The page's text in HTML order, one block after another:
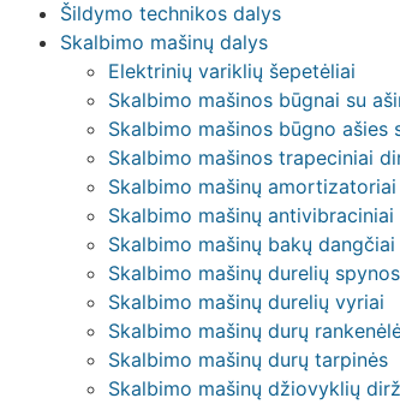
Šildymo technikos dalys
Skalbimo mašinų dalys
Elektrinių variklių šepetėliai
Skalbimo mašinos būgnai su
Skalbimo mašinos būgno ašies
Skalbimo mašinos trapeciniai
Skalbimo mašinų amortizatoriai
Skalbimo mašinų
Skalbimo mašinų bakų dangčiai
Skalbimo mašinų durelių spynos
Skalbimo mašinų durelių vyriai
Skalbimo mašinų durų
Skalbimo mašinų durų tarpinės
Skalbimo mašinų džiovyklių